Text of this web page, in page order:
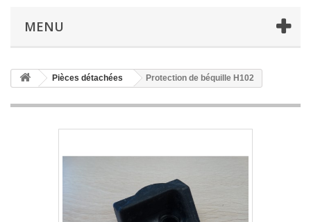
MENU
Pièces détachées Protection de béquille H102